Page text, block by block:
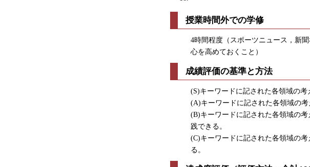
授業時間外での学修
4時間程度（スポーツニュース，新
心を高めておくこと）
成績評価の基準と方法
(S)キーワードに記された各領域の
(A)キーワードに記された各領域の
(B)キーワードに記された各領域の
践できる。
(C)キーワードに記された各領域の
る。